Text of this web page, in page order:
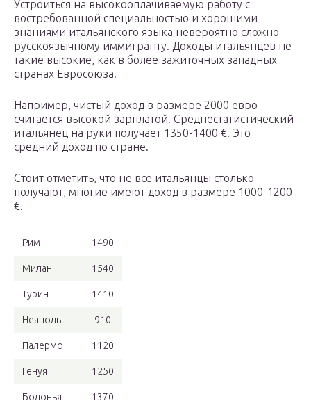
Устроиться на высокооплачиваемую работу с
востребованной специальностью и хорошими
знаниями итальянского языка невероятно сложно
русскоязычному иммигранту. Доходы итальянцев не
такие высокие, как в более зажиточных западных
странах Евросоюза.
Например, чистый доход в размере 2000 евро
считается высокой зарплатой. Среднестатистический
итальянец на руки получает 1350-1400 €. Это
средний доход по стране.
Стоит отметить, что не все итальянцы столько
получают, многие имеют доход в размере 1000-1200
€.
Рим 1490
Милан 1540
Турин 1410
Неаполь 910
Палермо 1120
Генуя 1250
Болонья 1370